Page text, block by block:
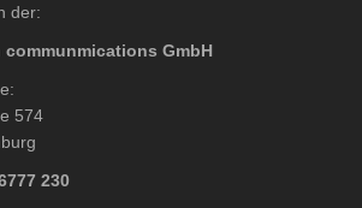
der:
GmbH
574
230